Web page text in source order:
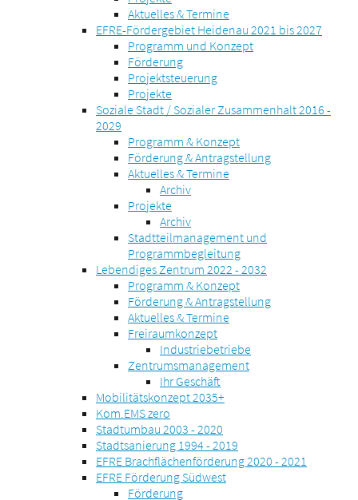
Aktuelles & Termine
EFRE-Fördergebiet Heidenau 2021 bis 2027
Programm und Konzept
Förderung
Projektsteuerung
Projekte
Soziale Stadt / Sozialer Zusammenhalt 2016 -
2029
Programm & Konzept
Förderung & Antragstellung
Aktuelles & Termine
Archiv
Projekte
Archiv
Stadtteilmanagement und
Programmbegleitung
Lebendiges Zentrum 2022 - 2032
Programm & Konzept
Förderung & Antragstellung
Aktuelles & Termine
Freiraumkonzept
Industriebetriebe
Zentrumsmanagement
Ihr Geschäft
Mobilitätskonzept 2035+
Kom.EMS zero
Stadtumbau 2003 - 2020
Stadtsanierung 1994 - 2019
EFRE Brachflächenförderung 2020 - 2021
EFRE Förderung Südwest
Förderung